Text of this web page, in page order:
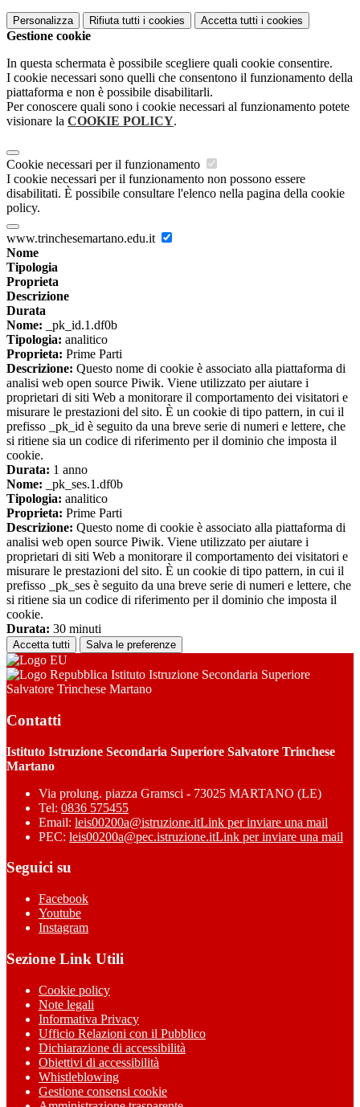
Personalizza Rifiuta tutti i cookies Accetta tutti i cookies
Gestione cookie
In questa schermata è possibile scegliere quali cookie consentire.
I cookie necessari sono quelli che consentono il funzionamento della
piattaforma e non è possibile disabilitarli.
Per conoscere quali sono i cookie necessari al funzionamento potete
visionare la COOKIE POLICY.
Cookie necessari per il funzionamento
I cookie necessari per il funzionamento non possono essere
disabilitati. È possibile consultare l'elenco nella pagina della cookie
policy.
www.trinchesemartano.edu.it
Nome
Tipologia
Proprieta
Descrizione
Durata
Nome: _pk_id.1.df0b
Tipologia: analitico
Proprieta: Prime Parti
Descrizione: Questo nome di cookie è associato alla piattaforma di
analisi web open source Piwik. Viene utilizzato per aiutare i
proprietari di siti Web a monitorare il comportamento dei visitatori e
misurare le prestazioni del sito. È un cookie di tipo pattern, in cui il
prefisso _pk_id è seguito da una breve serie di numeri e lettere, che
si ritiene sia un codice di riferimento per il dominio che imposta il
cookie.
Durata: 1 anno
Nome: _pk_ses.1.df0b
Tipologia: analitico
Proprieta: Prime Parti
Descrizione: Questo nome di cookie è associato alla piattaforma di
analisi web open source Piwik. Viene utilizzato per aiutare i
proprietari di siti Web a monitorare il comportamento dei visitatori e
misurare le prestazioni del sito. È un cookie di tipo pattern, in cui il
prefisso _pk_ses è seguito da una breve serie di numeri e lettere, che
si ritiene sia un codice di riferimento per il dominio che imposta il
cookie.
Durata: 30 minuti
Accetta tutti Salva le preferenze
Istituto Istruzione Secondaria Superiore
Salvatore Trinchese Martano
Contatti
Istituto Istruzione Secondaria Superiore Salvatore Trinchese
Martano
Via prolung. piazza Gramsci - 73025 MARTANO (LE)
Tel: 0836 575455
Email: leis00200a@istruzione.itLink per inviare una mail
PEC: leis00200a@pec.istruzione.itLink per inviare una mail
Seguici su
Facebook
Youtube
Instagram
Sezione Link Utili
Cookie policy
Note legali
Informativa Privacy
Ufficio Relazioni con il Pubblico
Dichiarazione di accessibilità
Obiettivi di accessibilità
Whistleblowing
Gestione consensi cookie